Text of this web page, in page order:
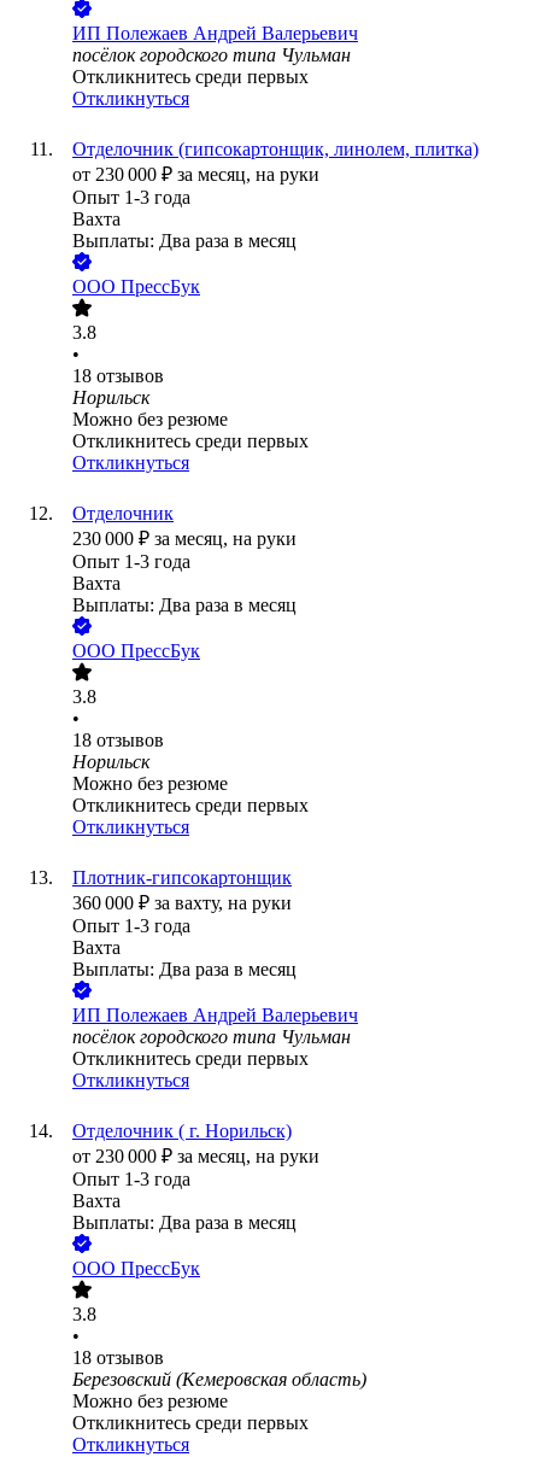
ИП Полежаев Андрей Валерьевич
посёлок городского типа Чульман
Откликнитесь среди первых
Откликнуться
Отделочник (гипсокартонщик, линолем, плитка)
от 230 000 ₽ за месяц, на руки
Опыт 1-3 года
Вахта
Выплаты: Два раза в месяц
ООО ПрессБук
3.8
•
18 отзывов
Норильск
Можно без резюме
Откликнитесь среди первых
Откликнуться
Отделочник
230 000 ₽ за месяц, на руки
Опыт 1-3 года
Вахта
Выплаты: Два раза в месяц
ООО ПрессБук
3.8
•
18 отзывов
Норильск
Можно без резюме
Откликнитесь среди первых
Откликнуться
Плотник-гипсокартонщик
360 000 ₽ за вахту, на руки
Опыт 1-3 года
Вахта
Выплаты: Два раза в месяц
ИП Полежаев Андрей Валерьевич
посёлок городского типа Чульман
Откликнитесь среди первых
Откликнуться
Отделочник ( г. Норильск)
от 230 000 ₽ за месяц, на руки
Опыт 1-3 года
Вахта
Выплаты: Два раза в месяц
ООО ПрессБук
3.8
•
18 отзывов
Березовский (Кемеровская область)
Можно без резюме
Откликнитесь среди первых
Откликнуться